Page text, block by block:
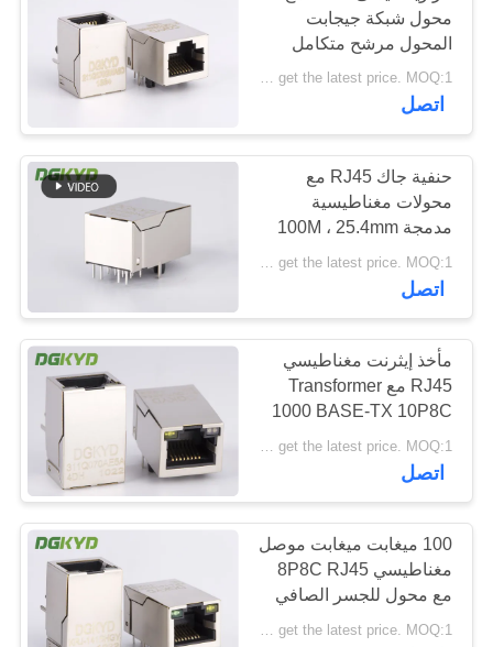
RJ11 جاك
RJ45 مع محول
64
منفذ RJ45 SMD
39
محول شبكة جيجابت
المحول مرشح متكامل
Please contact us to get the latest price. MOQ:1 قطعة
اتصل
حنفية جاك RJ45 مع
محولات مغناطيسية
مدمجة 100M ، 25.4mm
اتصل
مأخذ إيثرنت مغناطيسي
RJ45 مع Transformer
1000 BASE-TX 10P8C
تبويب OEM / ODM
Please contact us to get the latest price. MOQ:1 قطعة
اتصل
100 ميغابت ميغابت موصل
مغناطيسي 8P8C RJ45
مع محول للجسر الصافي
Please contact us to get the latest price. MOQ:1 قطعة